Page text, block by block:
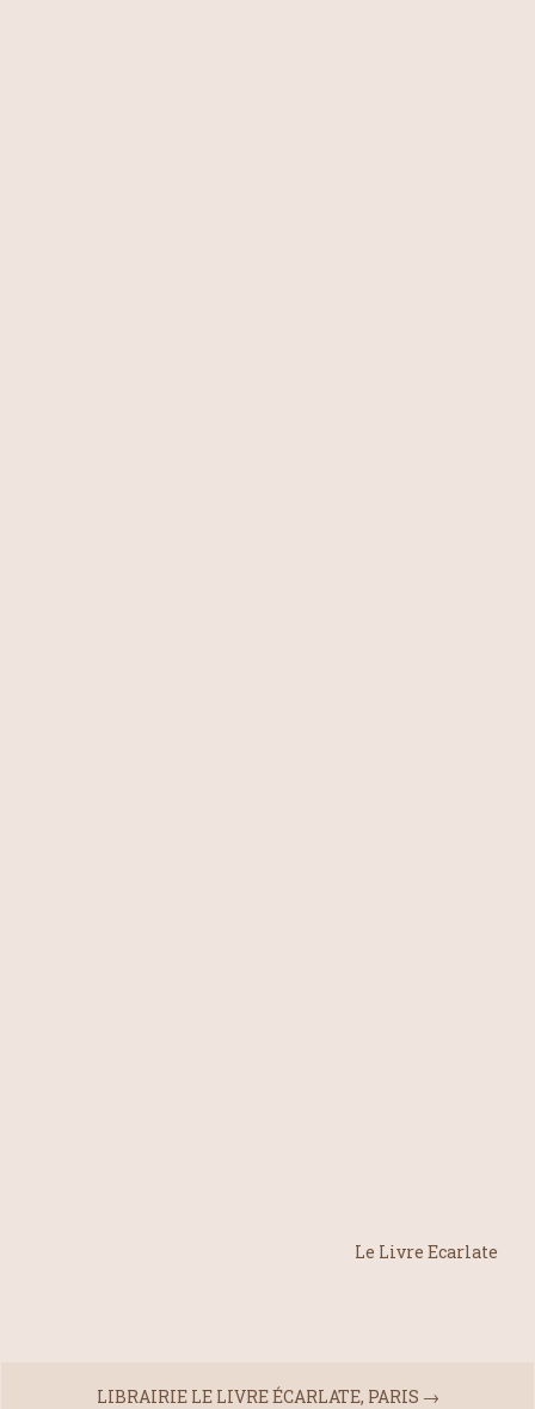
Le Livre Ecarlate
LIBRAIRIE LE LIVRE ÉCARLATE, PARIS →